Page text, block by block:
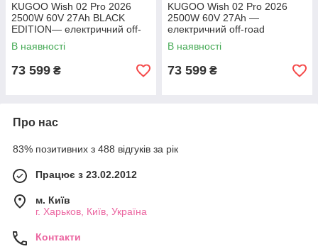
KUGOO Wish 02 Pro 2026
2500W 60V 27Ah BLACK
EDITION— електричний off-
road велосипед, колеса
19"/17"
В наявності
73 599 ₴
KUGOO Wish 02 Pro 2026
2500W 60V 27Ah —
електричний off-road
велосипед, колеса 19"/17",
оранжевий колір
В наявності
73 599 ₴
Про нас
83% позитивних з 488 відгуків за рік
Працює з 23.02.2012
м. Київ
г. Харьков, Київ, Україна
Контакти